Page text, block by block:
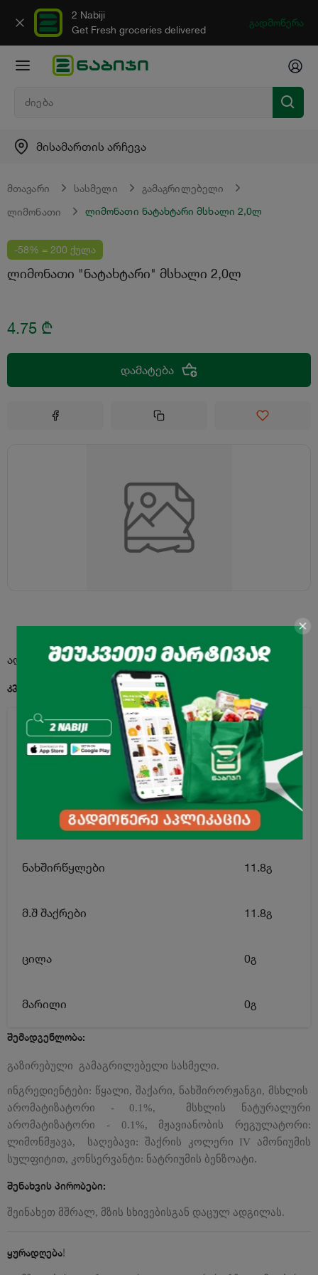
2 Nabiji
Get Fresh groceries delivered
გადმოწერა
მისამართის არჩევა
მთავარი სასმელი გამაგრილებელი
ლიმონათი ლიმონათი ნატახტარი მსხალი 2,0ლ
-58% = 200 ქულა
ლიმონათი "ნატახტარი" მსხალი 2,0ლ
4.75 ₾
დამატება
აღწერა
კვებითი ღირებულება 100გ. პროდუქტში:
ენერგეტიკული ღირებულება 47კკალ
მ.შ ნაჯერი ცხიმოვანი მჟავები 0გ
ნახშირწყლები 11.8გ
მ.შ შაქრები 11.8გ
ცილა 0გ
მარილი 0გ
შემადგენლობა:
გაზირებული გამაგრილებელი სასმელი.
ინგრედიენტები: წყალი, შაქარი, ნახშირორჟანგი, მსხლის
არომატიზატორი - 0.1%, მსხლის ნატურალური
არომატიზატორი - 0.1%, მჟავიანობის რეგულატორი:
ლიმონმჟავა, საღებავი: შაქრის კოლერი IV ამონიუმის
სულფიტით, კონსერვანტი: ნატრიუმის ბენზოატი.
შენახვის პირობები:
შეინახეთ მშრალ, მზის სხივებისგან დაცულ ადგილას.
ყურადღება!